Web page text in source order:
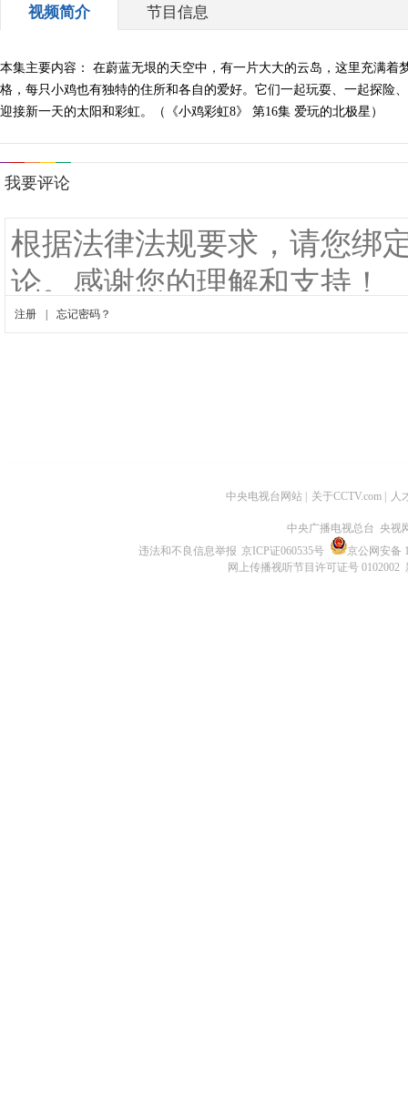
视频简介 节目信息
本集主要内容： 在蔚蓝无垠的天空中，有一片大大的云岛，这里充满
格，每只小鸡也有独特的住所和各自的爱好。它们一起玩耍、一起探
迎接新一天的太阳和彩虹。（《小鸡彩虹8》 第16集 爱玩的北极星）
中央电视台网站 关于CCTV.com 人
中央广播电视总台 央视
违法和不良信息举报 京ICP证060535号
京公网安备
网上传播视听节目许可证号 0102002